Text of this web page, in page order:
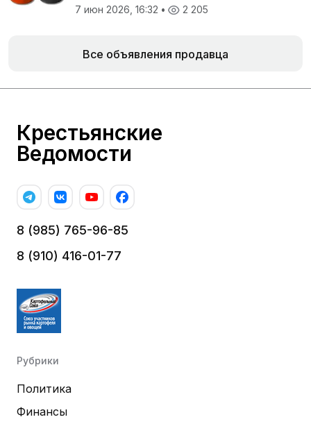
7 июн 2026, 16:32 • 2 205
Все объявления продавца
Крестьянские
Ведомости
8 (985) 765-96-85
8 (910) 416-01-77
Рубрики
Политика
Финансы